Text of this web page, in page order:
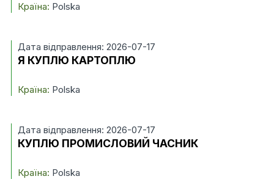
Країна: Polska
Дата відправлення: 2026-07-17
Я КУПЛЮ КАРТОПЛЮ
Країна: Polska
Дата відправлення: 2026-07-17
КУПЛЮ ПРОМИСЛОВИЙ ЧАСНИК
Країна: Polska